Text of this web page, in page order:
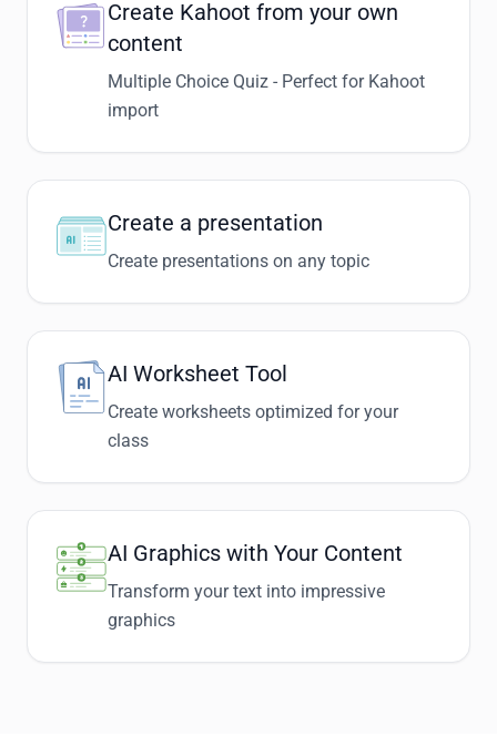
Create Kahoot from your own
content
Multiple Choice Quiz - Perfect for Kahoot
import
Create a presentation
Create presentations on any topic
AI Worksheet Tool
Create worksheets optimized for your
class
AI Graphics with Your Content
Transform your text into impressive
graphics